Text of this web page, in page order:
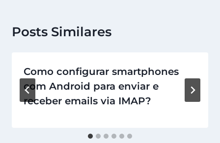
Posts Similares
Como configurar smartphones
com Android para enviar e
receber emails via IMAP?